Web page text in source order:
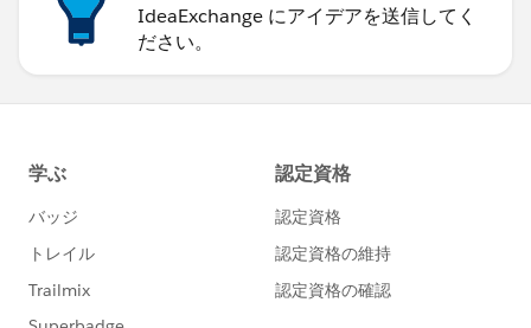
IdeaExchange にアイデアを送信してく
ださい。